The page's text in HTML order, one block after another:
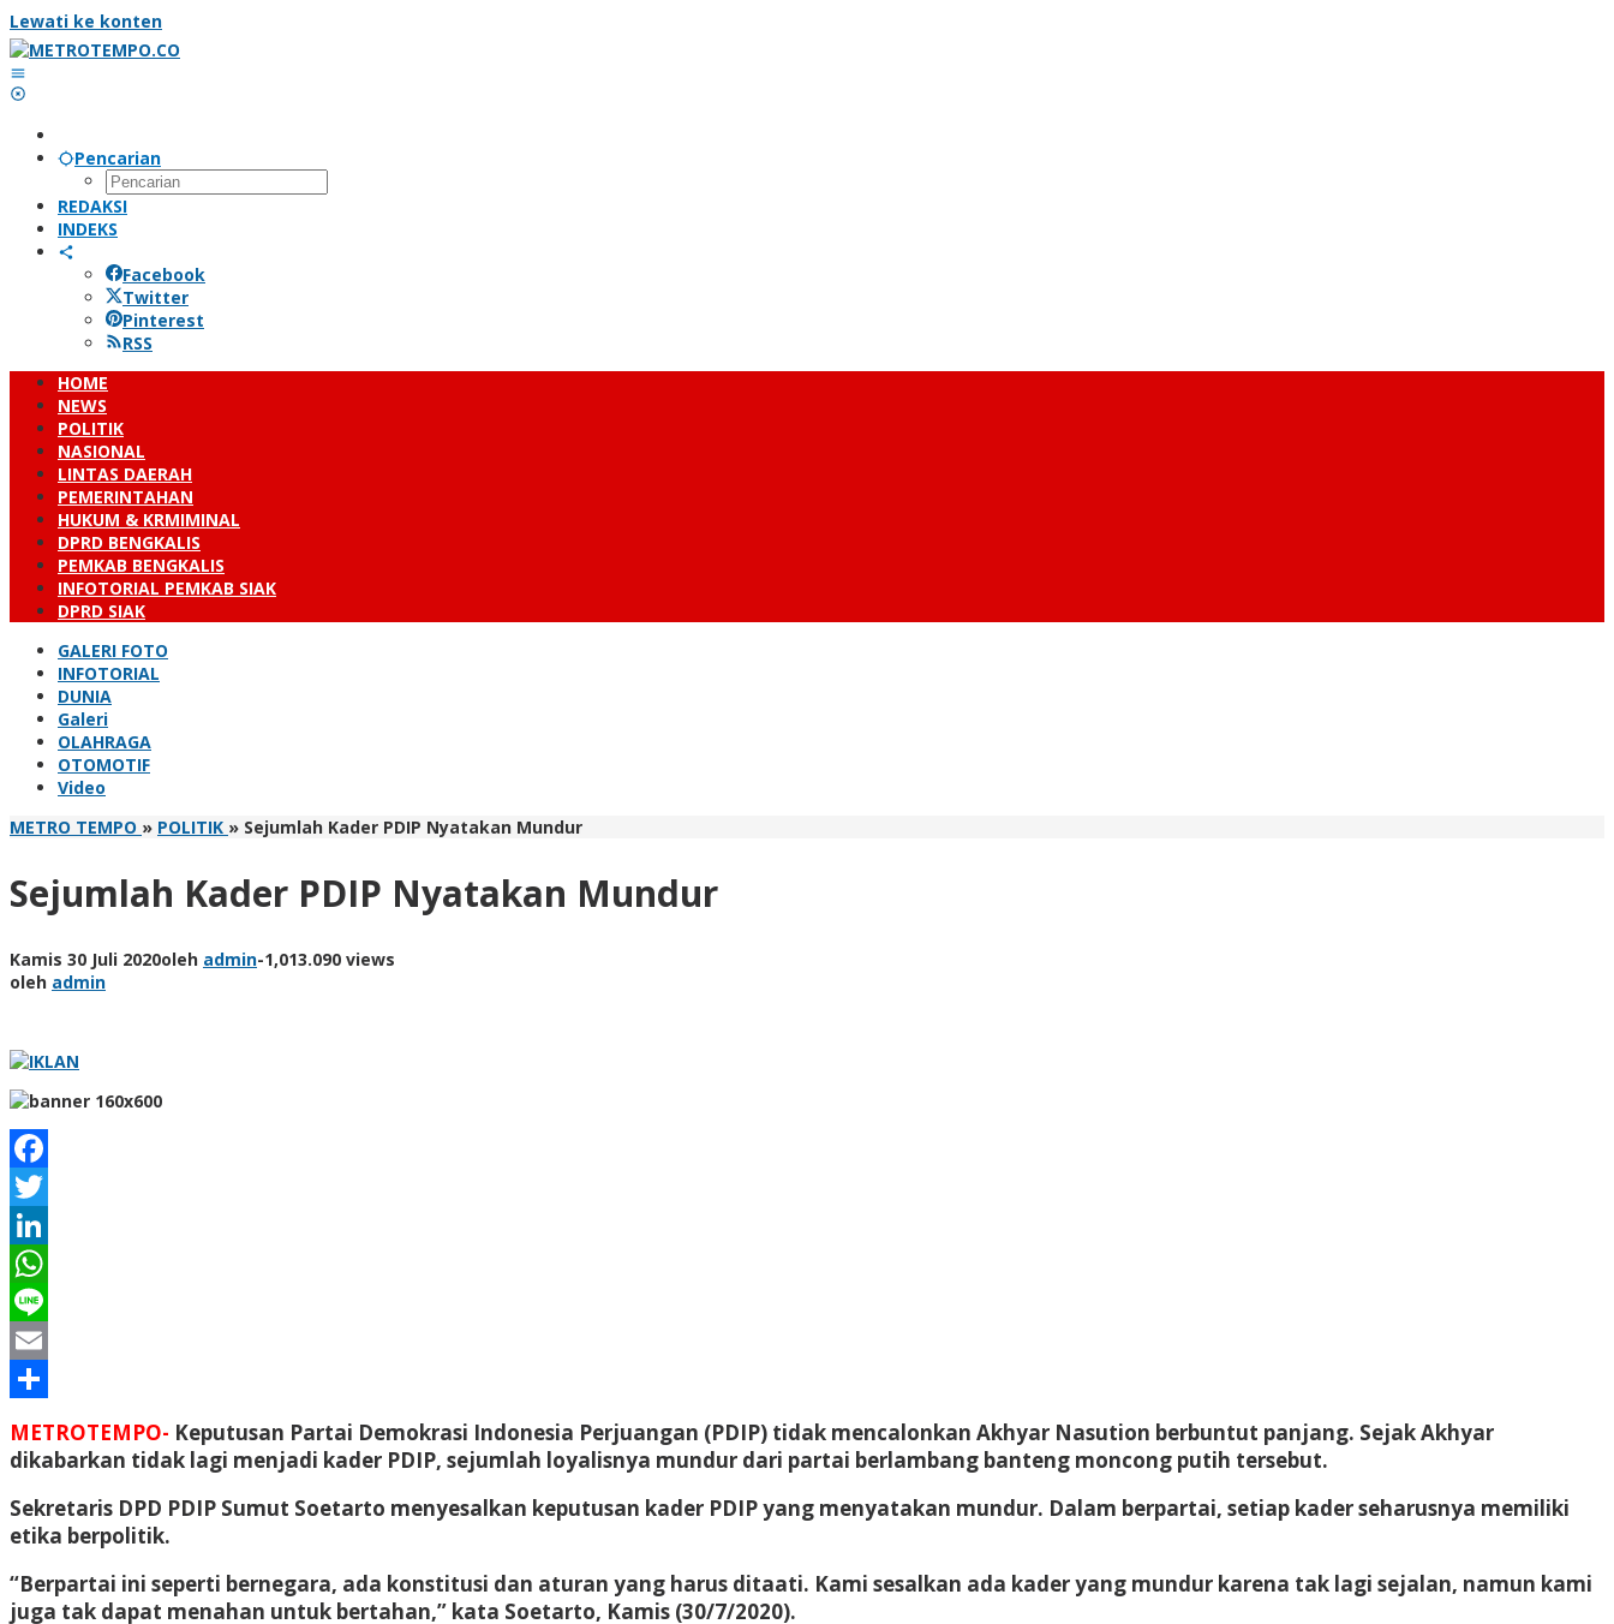
Lewati ke konten
Pencarian
REDAKSI
INDEKS
Facebook
Twitter
Pinterest
RSS
HOME
NEWS
POLITIK
NASIONAL
LINTAS DAERAH
PEMERINTAHAN
HUKUM & KRMIMINAL
DPRD BENGKALIS
PEMKAB BENGKALIS
INFOTORIAL PEMKAB SIAK
DPRD SIAK
GALERI FOTO
INFOTORIAL
DUNIA
Galeri
OLAHRAGA
OTOMOTIF
Video
METRO TEMPO » POLITIK » Sejumlah Kader PDIP Nyatakan Mundur
Sejumlah Kader PDIP Nyatakan Mundur
Kamis 30 Juli 2020oleh admin-1,013.090 views
oleh admin
Facebook
Twitter
LinkedIn
WhatsApp
Line
Email
METROTEMPO- Keputusan Partai Demokrasi Indonesia Perjuangan (PDIP) tidak mencalonkan Akhyar Nasution berbuntut panjang. Sejak Akhyar
dikabarkan tidak lagi menjadi kader PDIP, sejumlah loyalisnya mundur dari partai berlambang banteng moncong putih tersebut.
Sekretaris DPD PDIP Sumut Soetarto menyesalkan keputusan kader PDIP yang menyatakan mundur. Dalam berpartai, setiap kader seharusnya memiliki
etika berpolitik.
“Berpartai ini seperti bernegara, ada konstitusi dan aturan yang harus ditaati. Kami sesalkan ada kader yang mundur karena tak lagi sejalan, namun kami
juga tak dapat menahan untuk bertahan,” kata Soetarto, Kamis (30/7/2020).